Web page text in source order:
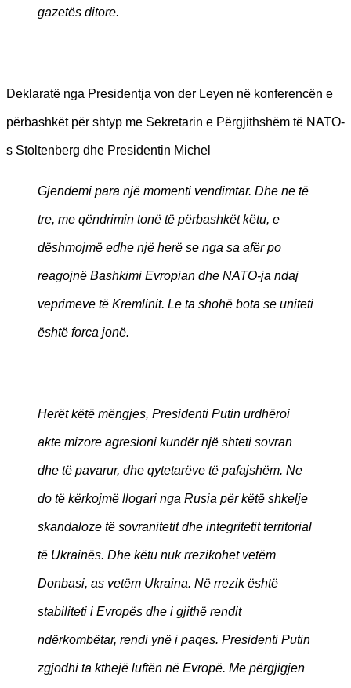
gazetës ditore.
Deklaratë nga Presidentja von der Leyen në konferencën e
përbashkët për shtyp me Sekretarin e Përgjithshëm të NATO-
s Stoltenberg dhe Presidentin Michel
Gjendemi para një momenti vendimtar. Dhe ne të
tre, me qëndrimin tonë të përbashkët këtu, e
dëshmojmë edhe një herë se nga sa afër po
reagojnë Bashkimi Evropian dhe NATO-ja ndaj
veprimeve të Kremlinit. Le ta shohë bota se uniteti
është forca jonë.
Herët këtë mëngjes, Presidenti Putin urdhëroi
akte mizore agresioni kundër një shteti sovran
dhe të pavarur, dhe qytetarëve të pafajshëm. Ne
do të kërkojmë llogari nga Rusia për këtë shkelje
skandaloze të sovranitetit dhe integritetit territorial
të Ukrainës. Dhe këtu nuk rrezikohet vetëm
Donbasi, as vetëm Ukraina. Në rrezik është
stabiliteti i Evropës dhe i gjithë rendit
ndërkombëtar, rendi ynë i paqes. Presidenti Putin
zgjodhi ta kthejë luftën në Evropë. Me përgjigjen